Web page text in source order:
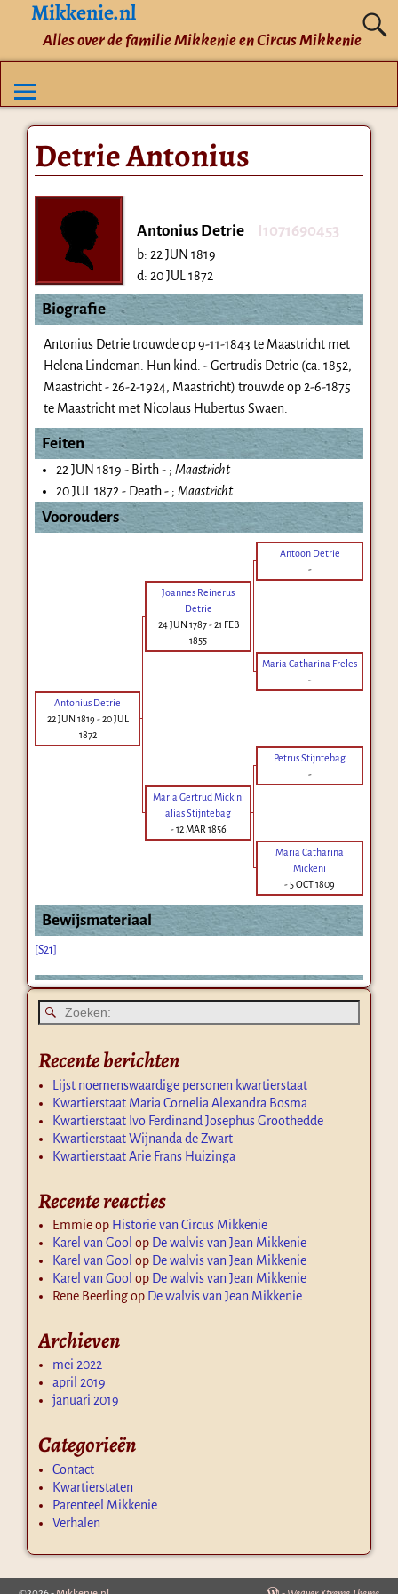
Mikkenie.nl
Alles over de familie Mikkenie en Circus Mikkenie
Detrie Antonius
Antonius Detrie I1071690453
b: 22 JUN 1819
d: 20 JUL 1872
Biografie
Antonius Detrie trouwde op 9-11-1843 te Maastricht met
Helena Lindeman. Hun kind: - Gertrudis Detrie (ca. 1852,
Maastricht - 26-2-1924, Maastricht) trouwde op 2-6-1875
te Maastricht met Nicolaus Hubertus Swaen.
Feiten
22 JUN 1819 - Birth - ; Maastricht
20 JUL 1872 - Death - ; Maastricht
Voorouders
Antoon Detrie
-
Joannes Reinerus
Detrie
24 JUN 1787-21 FEB
1855
Maria Catharina Freles
-
Antonius Detrie
22 JUN 1819 -20 JUL
1872
Petrus Stijntebag
-
Maria Gertrud Mickini
alias Stijntebag
-12 MAR 1856
Maria Catharina
Mickeni
-5 OCT 1809
Bewijsmateriaal
[S21]
Recente berichten
Lijst noemenswaardige personen kwartierstaat
Kwartierstaat Maria Cornelia Alexandra Bosma
Kwartierstaat Ivo Ferdinand Josephus Groothedde
Kwartierstaat Wijnanda de Zwart
Kwartierstaat Arie Frans Huizinga
Recente reacties
Emmieop Historie van Circus Mikkenie
Karel van Gool op De walvis van Jean Mikkenie
Karel van Gool op De walvis van Jean Mikkenie
Karel van Gool op De walvis van Jean Mikkenie
Rene Beerlingop De walvis van Jean Mikkenie
Archieven
mei 2022
april 2019
januari 2019
Categorieën
Contact
Kwartierstaten
Parenteel Mikkenie
Verhalen